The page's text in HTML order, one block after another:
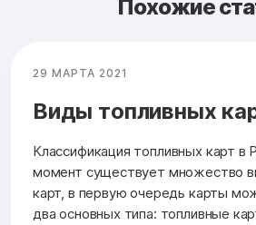
Похожие
29 МАРТА 2021
Виды топливных
Классификация топливных карт в
момент существует множество
карт, в первую очередь карты
два основных типа: топливные